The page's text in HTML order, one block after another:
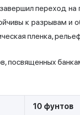
переход
к разрывам
пленка,
посвященных
10 фунтов